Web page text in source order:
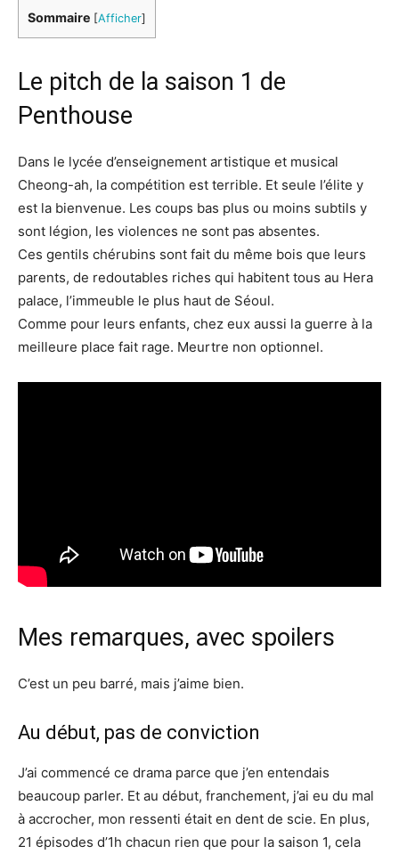
Sommaire [Afficher]
Le pitch de la saison 1 de
Penthouse
Dans le lycée d’enseignement artistique et musical
Cheong-ah, la compétition est terrible. Et seule l’élite y
est la bienvenue. Les coups bas plus ou moins subtils y
sont légion, les violences ne sont pas absentes.
Ces gentils chérubins sont fait du même bois que leurs
parents, de redoutables riches qui habitent tous au Hera
palace, l’immeuble le plus haut de Séoul.
Comme pour leurs enfants, chez eux aussi la guerre à la
meilleure place fait rage. Meurtre non optionnel.
Mes remarques, avec spoilers
C’est un peu barré, mais j’aime bien.
Au début, pas de conviction
J’ai commencé ce drama parce que j’en entendais
beaucoup parler. Et au début, franchement, j’ai eu du mal
à accrocher, mon ressenti était en dent de scie. En plus,
21 épisodes d’1h chacun rien que pour la saison 1, cela